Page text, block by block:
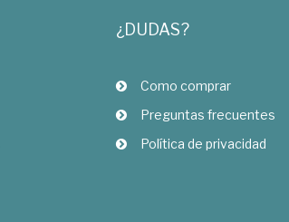
¿DUDAS?
Como comprar
Preguntas frecuentes
Política de privacidad